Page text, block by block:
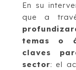
En su
que a
temas o
claves
sector: el